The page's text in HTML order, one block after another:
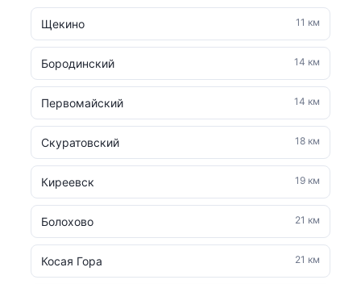
Щекино 11 км
Бородинский 14 км
Первомайский 14 км
Скуратовский 18 км
Киреевск 19 км
Болохово 21 км
Косая Гора 21 км